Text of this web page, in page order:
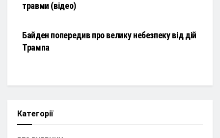
травми (відео)
Байден попередив про велику небезпеку від дій
Трампа
Категорії